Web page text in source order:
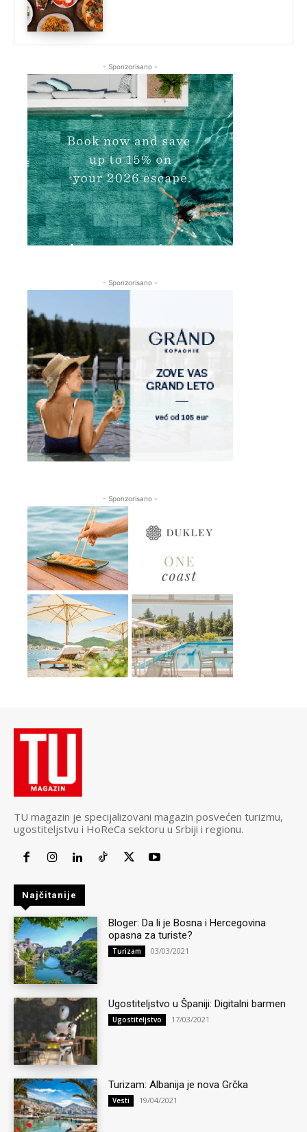
- Sponzorisano -
- Sponzorisano -
- Sponzorisano -
TU magazin je specijalizovani magazin posvećen turizmu,
ugostiteljstvu i HoReCa sektoru u Srbiji i regionu.
Najčitanije
Bloger: Da li je Bosna i Hercegovina
opasna za turiste?
Turizam 03/03/2021
Ugostiteljstvo u Španiji: Digitalni barmen
Ugostiteljstvo 17/03/2021
Turizam: Albanija je nova Grčka
Vesti 19/04/2021